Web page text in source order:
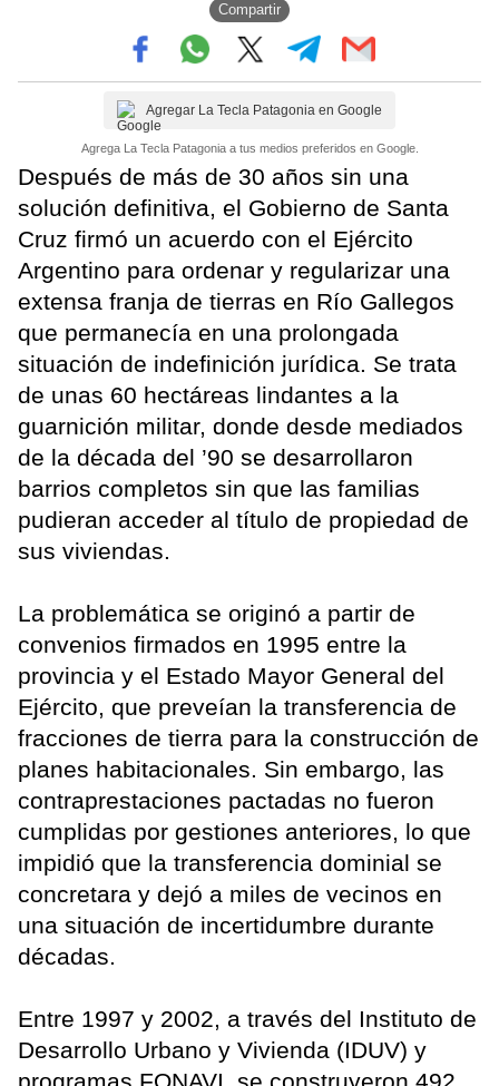
Compartir
Agregar La Tecla Patagonia en Google
Agrega La Tecla Patagonia a tus medios preferidos en Google.
Después de más de 30 años sin una
solución definitiva, el Gobierno de Santa
Cruz firmó un acuerdo con el Ejército
Argentino para ordenar y regularizar una
extensa franja de tierras en Río Gallegos
que permanecía en una prolongada
situación de indefinición jurídica. Se trata
de unas 60 hectáreas lindantes a la
guarnición militar, donde desde mediados
de la década del ’90 se desarrollaron
barrios completos sin que las familias
pudieran acceder al título de propiedad de
sus viviendas.
La problemática se originó a partir de
convenios firmados en 1995 entre la
provincia y el Estado Mayor General del
Ejército, que preveían la transferencia de
fracciones de tierra para la construcción de
planes habitacionales. Sin embargo, las
contraprestaciones pactadas no fueron
cumplidas por gestiones anteriores, lo que
impidió que la transferencia dominial se
concretara y dejó a miles de vecinos en
una situación de incertidumbre durante
décadas.
Entre 1997 y 2002, a través del Instituto de
Desarrollo Urbano y Vivienda (IDUV) y
programas FONAVI, se construyeron 492